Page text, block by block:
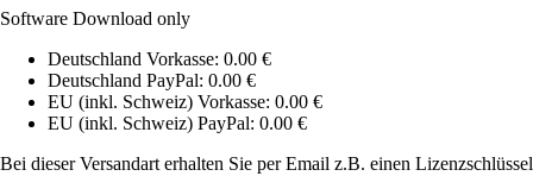
Software Download only
Deutschland Vorkasse: 0.00 €
Deutschland PayPal: 0.00 €
EU (inkl. Schweiz) Vorkasse: 0.00 €
EU (inkl. Schweiz) PayPal: 0.00 €
Bei dieser Versandart erhalten Sie per Email z.B. einen